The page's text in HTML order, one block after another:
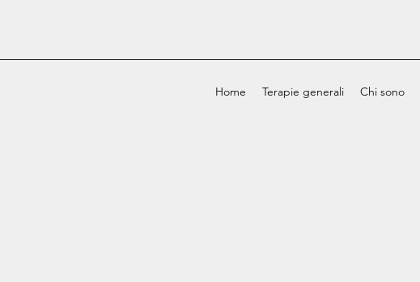
Home Terapie generali Chi sono